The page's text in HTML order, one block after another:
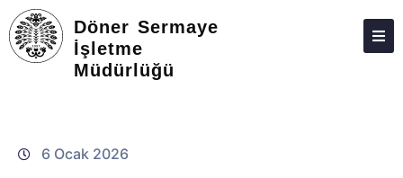
Döner Sermaye
İşletme
Müdürlüğü
GIZLILIK POLITIKASI
6 Ocak 2026